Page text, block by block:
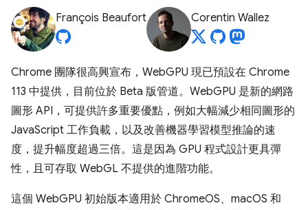
François Beaufort Corentin Wallez
Chrome 團隊很高興宣布，WebGPU 現已預設在 Chrome
113 中提供，目前位於 Beta 版管道。WebGPU 是新的網路
圖形 API，可提供許多重要優點，例如大幅減少相同圖形的
JavaScript 工作負載，以及改善機器學習模型推論的速
度，提升幅度超過三倍。這是因為 GPU 程式設計更具彈
性，且可存取 WebGL 不提供的進階功能。
這個 WebGPU 初始版本適用於 ChromeOS、macOS 和